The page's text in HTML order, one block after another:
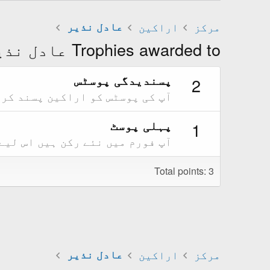
مرکز اراکین عادل نذیر
Trophies awarded to عادل نذیر
2
پسندیدگی پوسٹس
آپ کی پوسٹس کو اراکین پسند
1 پہلی پوسٹ
آپ فورم میں نئے رکن ہیں اس
Total points: 3
مرکز اراکین عادل نذیر